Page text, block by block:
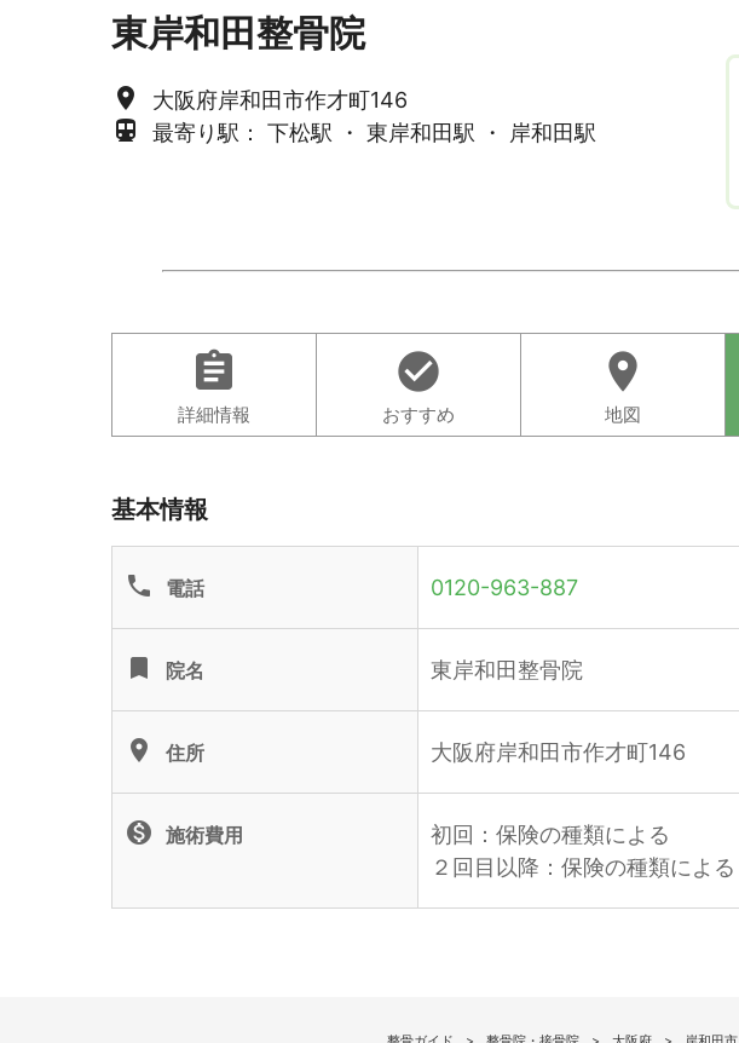
東岸和田整骨院
place 大阪府岸和田市作才町146
directions_subway 最寄り駅： 下松駅 ・ 東岸和田駅 ・ 岸和田駅
assignment
詳細情報
check_circle
おすすめ
location_on
地図
基本情報
phone 電話 0120-963-887
turned_in 院名 東岸和田整骨院
location_on 住所 大阪府岸和田市作才町146
monetization_on 施術費用
初回：保険の種類による
２回目以降：保険の種類による